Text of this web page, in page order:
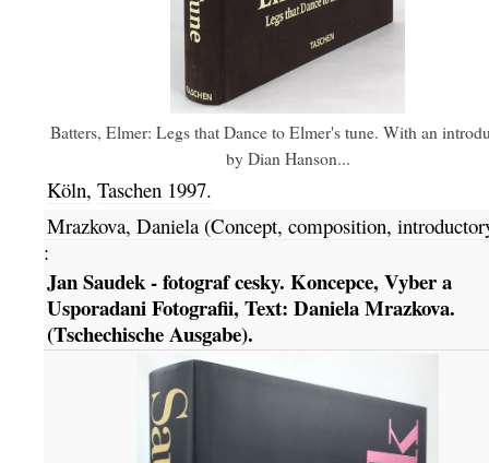
Batters, Elmer: Legs that Dance to Elmer's tune. With an
by Dian Hanson...
Köln, Taschen 1997.
Mrazkova, Daniela (Concept, composition,
:
Jan Saudek - fotograf cesky. Koncepce, Vyber a
Usporadani Fotografii, Text: Daniela Mrazkova.
(Tschechische Ausgabe).